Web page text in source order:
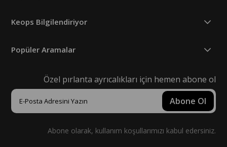
Keops Bilgilendiriyor
Popüler Aramalar
Özel pırlanta ayrıcalıkları için hemen abone ol
Abone Ol
Abone olarak, kullanım koşullarımızı kabul edersiniz.